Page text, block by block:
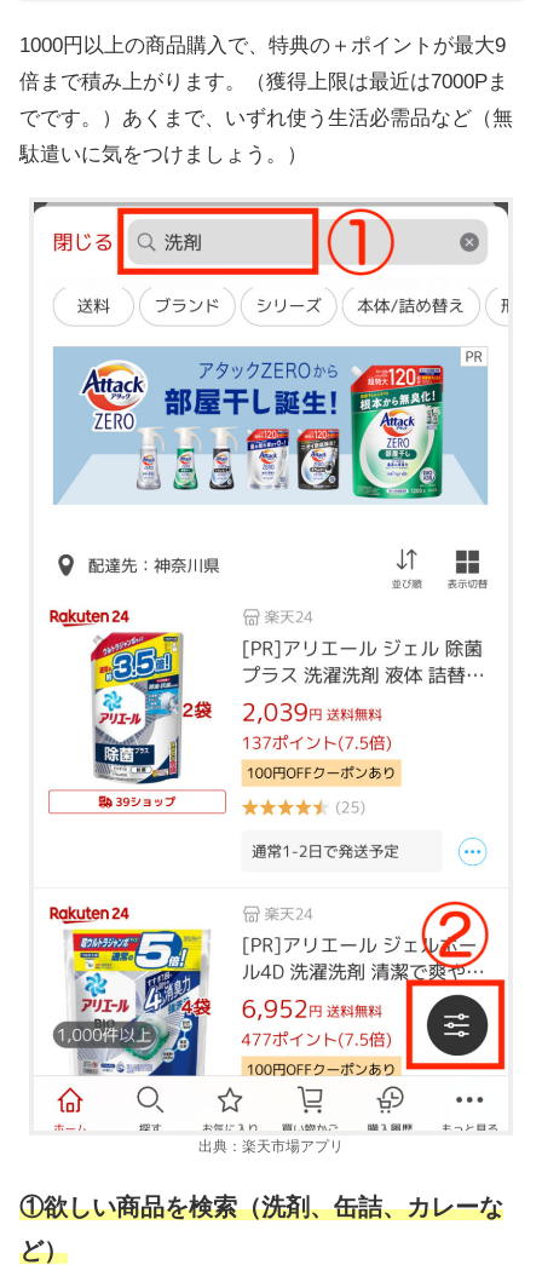
1000円以上の商品購入で、特典の＋ポイントが最大9
倍まで積み上がります。（獲得上限は最近は7000Pま
でです。）あくまで、いずれ使う生活必需品など（無
駄遣いに気をつけましょう。）
出典：楽天市場アプリ
①欲しい商品を検索（洗剤、缶詰、カレーな
ど）